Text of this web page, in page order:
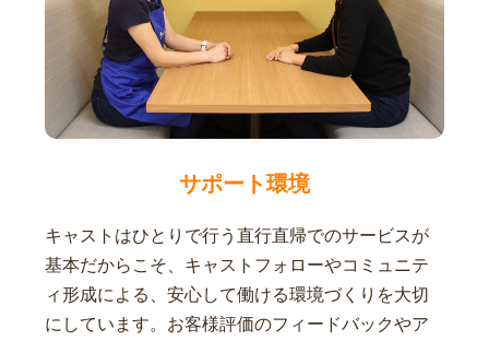
サポート環境
キャストはひとりで行う直行直帰でのサービスが
基本だからこそ、キャストフォローやコミュニテ
ィ形成による、安心して働ける環境づくりを大切
にしています。お客様評価のフィードバックやア